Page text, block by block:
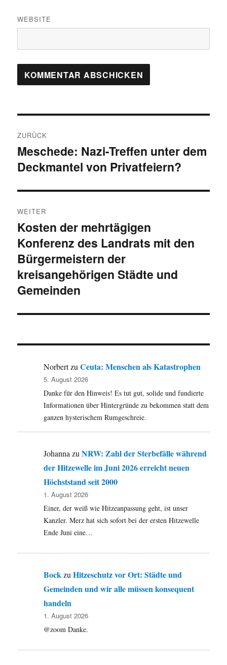
WEBSITE
ZURÜCK
Vorheriger
Beitrag:
Meschede: Nazi-Treffen unter dem
Deckmantel von Privatfeiern?
WEITER
Nächster
Beitrag:
Kosten der mehrtägigen
Konferenz des Landrats mit den
Bürgermeistern der
kreisangehörigen Städte und
Gemeinden
NorbertzuCeuta: Menschen als Katastrophen
5. August 2026
Danke für den Hinweis! Es tut gut, solide und fundierte
Informationen über Hintergründe zu bekommen statt dem
ganzen hysterischem Rumgeschreie.
Johanna zuNRW: Zahl der Sterbefälle während
der Hitzewelle im Juni 2026 erreicht neuen
Höchststand seit 2000
1. August 2026
Einer, der weiß wie Hitzeanpassung geht, ist unser
Kanzler. Merz hat sich sofort bei der ersten Hitzewelle
Ende Juni eine…
BockzuHitzeschutz vor Ort: Städte und
Gemeinden und wir alle müssen konsequent
handeln
1. August 2026
@zoom Danke.